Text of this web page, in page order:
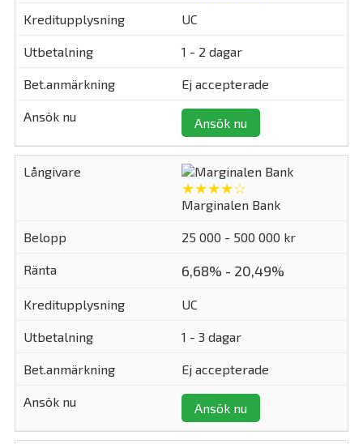
UC
1 - 2 dagar
Ej accepterade
Ansök nu
★★★★☆
Marginalen Bank
25 000 - 500 000 kr
6,68% - 20,49%
UC
1 - 3 dagar
Ej accepterade
Ansök nu